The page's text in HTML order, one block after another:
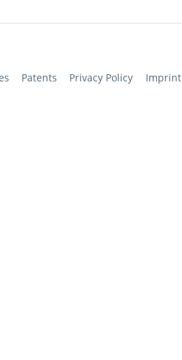
Patents Privacy Policy Imprint